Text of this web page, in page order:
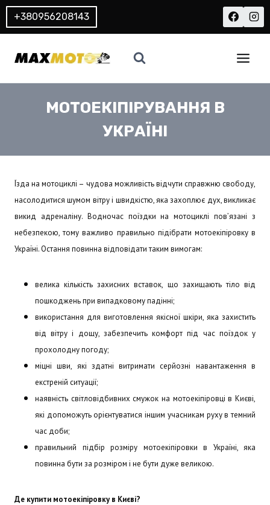
Перейти
до
+380956208143
МОТОЕКІПІРУВАННЯ В
УКРАЇНІ
Їзда на мотоциклі – чудова можливість відчути справжню свободу,
насолодитися шумом вітру і швидкістю, яка захоплює дух, викликає
викид адреналіну. Водночас поїздки на мотоциклі пов’язані з
небезпекою, тому важливо правильно підібрати мотоекіпіровку в
Україні. Остання повинна відповідати таким вимогам:
велика кількість захисних вставок, що захищають тіло від
пошкоджень при випадковому падінні;
використання для виготовлення якісної шкіри, яка захистить
від вітру і дощу, забезпечить комфорт під час поїздок у
прохолодну погоду;
міцні шви, які здатні витримати серйозні навантаження в
екстреній ситуації;
наявність світловідбивних смужок на мотоекіпіровці в Києві,
які допоможуть орієнтуватися іншим учасникам руху в темний
час доби;
правильний підбір розміру мотоекіпіровки в Україні, яка
повинна бути за розміром і не бути дуже великою.
Де купити мотоекіпіровку в Києві?